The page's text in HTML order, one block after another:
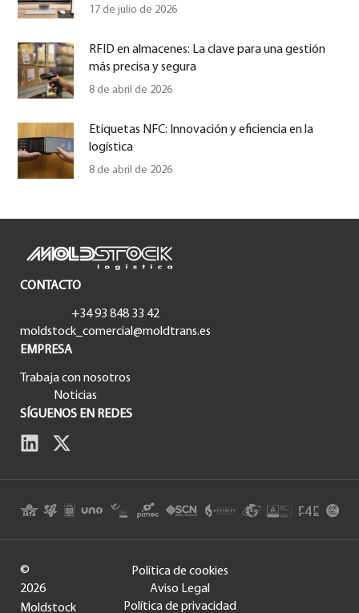
17 de julio de 2026
RFID en almacenes: La clave para una gestión
más precisa y segura
8 de abril de 2026
Etiquetas NFC: Innovación y eficiencia en la
logística
8 de abril de 2026
CONTACTO
+34 93 848 33 42
moldstock_comercial@moldtrans.es
EMPRESA
Trabaja con nosotros
Noticias
SÍGUENOS EN REDES
©
2026
Moldstock
Política de cookies
Aviso Legal
Política de privacidad